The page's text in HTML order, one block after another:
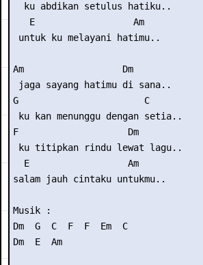
  ku abdikan setulus hatiku..
   E                  Am
untuk ku melayani hatimu..
Am                  Dm
jaga sayang hatimu di sana..
G                       C
ku kan menunggu dengan setia..
F                    Dm
ku titipkan rindu lewat lagu..
  E                  Am
salam jauh cintaku untukmu..
Musik :
Dm  G  C  F  F  Em  C
Dm  E  Am